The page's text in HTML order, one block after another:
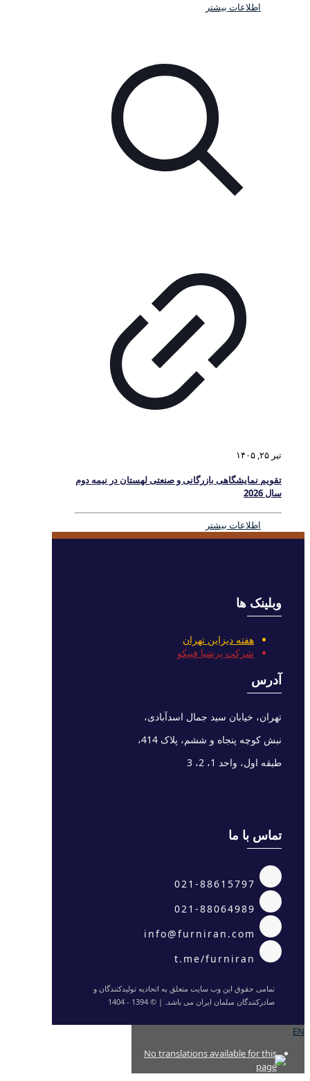
اطلاعات بیشتر
تیر ۲۵, ۱۴۰۵
تقویم نمایشگاهی بازرگانی و صنعتی لهستان در نیمه دوم
سال 2026
اطلاعات بیشتر
وبلینک ها
هفته دیزاین تهران
شرکت پرشیا فیپکو
آدرس
تهران، خیابان سید جمال اسدآبادی،
نبش کوچه پنجاه و ششم، پلاک 414،
طبقه اول، واحد 1، 2، 3
تماس با ما
تمامی حقوق این وب سایت متعلق به اتحادیه تولیدکنندگان و
صادرکنندگان مبلمان ایران می باشد. | © 1394 - 1404
EN
No translations available for this
page